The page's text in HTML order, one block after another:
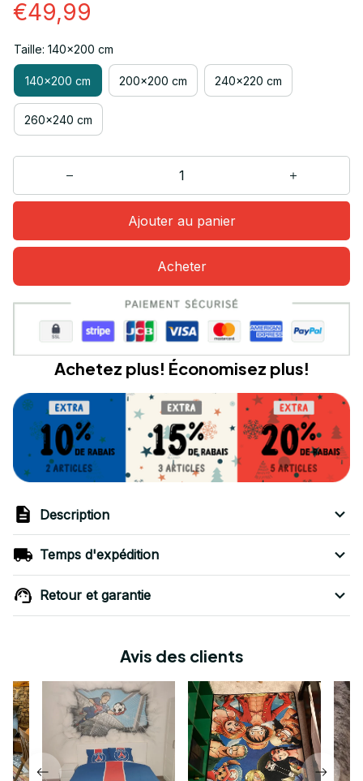
€49,99
Taille: 140x200 cm
140x200 cm 200x200 cm 240x220 cm
260x240 cm
Ajouter au panier
Acheter
Achetez plus! Économisez plus!
Description
Temps d'expédition
Retour et garantie
Avis des clients